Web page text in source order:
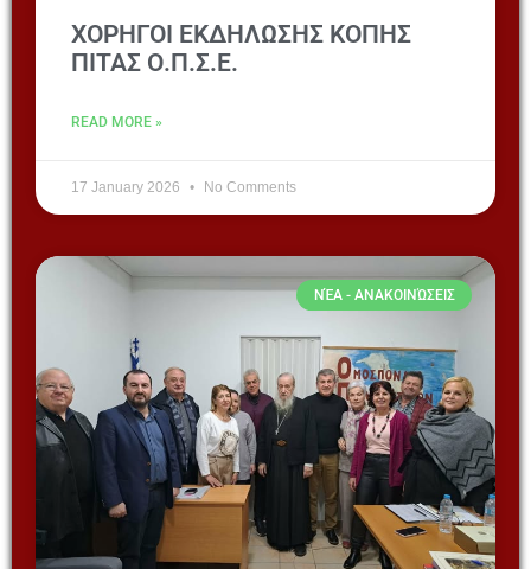
ΧΟΡΗΓΟΙ ΕΚΔΗΛΩΣΗΣ ΚΟΠΗΣ
ΠΙΤΑΣ Ο.Π.Σ.Ε.
READ MORE »
17 January 2026 No Comments
ΝΈΑ - ΑΝΑΚΟΙΝΏΣΕΙΣ